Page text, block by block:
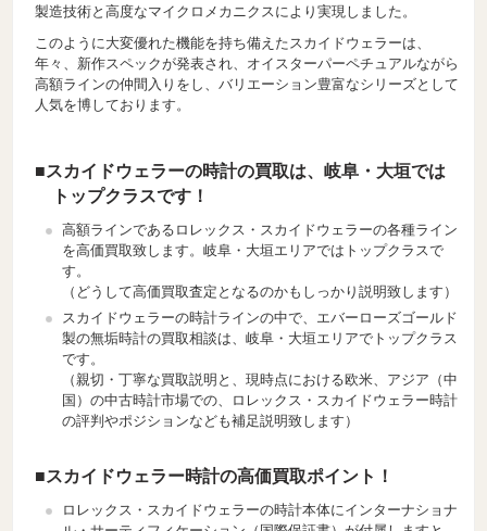
製造技術と高度なマイクロメカニクスにより実現しました。
このように大変優れた機能を持ち備えたスカイドウェラーは、
年々、新作スペックが発表され、オイスターパーペチュアルながら
高額ラインの仲間入りをし、バリエーション豊富なシリーズとして
人気を博しております。
■スカイドウェラーの時計の買取は、岐阜・大垣では
トップクラスです！
高額ラインであるロレックス・スカイドウェラーの各種ライン
を高価買取致します。岐阜・大垣エリアではトップクラスで
す。
（どうして高価買取査定となるのかもしっかり説明致します）
スカイドウェラーの時計ラインの中で、エバーローズゴールド
製の無垢時計の買取相談は、岐阜・大垣エリアでトップクラス
です。
（親切・丁寧な買取説明と、現時点における欧米、アジア（中
国）の中古時計市場での、ロレックス・スカイドウェラー時計
の評判やポジションなども補足説明致します）
■スカイドウェラー時計の高価買取ポイント！
ロレックス・スカイドウェラーの時計本体にインターナショナ